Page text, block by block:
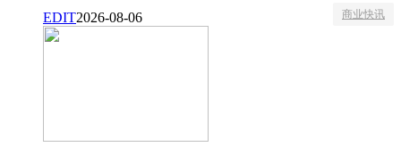
EDIT2026-08-06 商业快讯